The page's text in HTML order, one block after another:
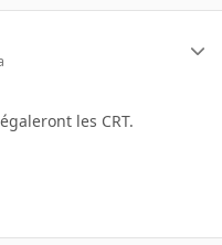
les CRT.